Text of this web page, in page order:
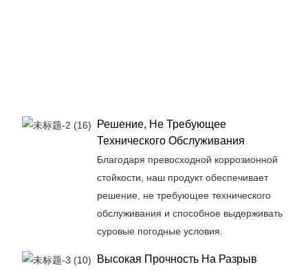
Решение, Не Требующее
Технического Обслуживания
Благодаря превосходной коррозионной
стойкости, наш продукт обеспечивает
решение, не требующее технического
обслуживания и способное выдерживать
суровые погодные условия.
Высокая Прочность На Разрыв